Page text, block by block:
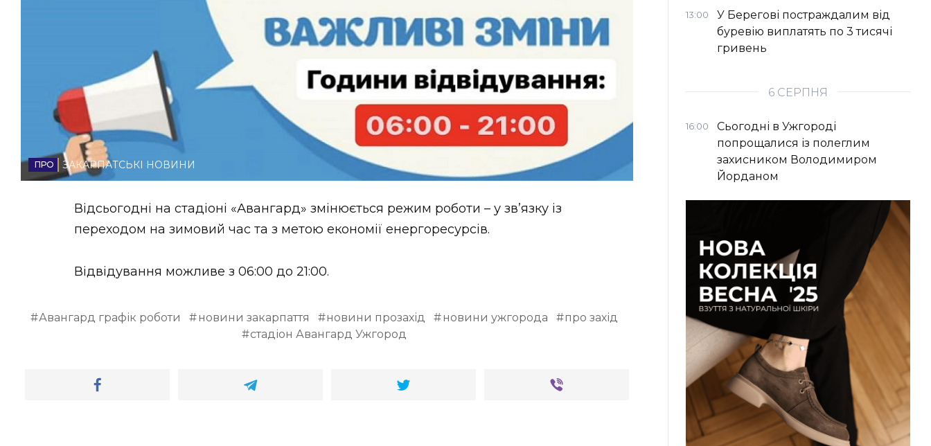
НОВИНИ ЗАХІДНОЇ УКРАЇНИ
ФОТО
ВІДЕОЗАКАРПАТСЬКІ НОВИНИ
Відсьогодні на стадіоні «Авангард» змінюється режим роботи – у зв’язку із
переходом на зимовий час та з метою економії енергоресурсів.
Відвідування можливе з 06:00 до 21:00.
Авангард графік роботи новини закарпаття новини прозахід новини ужгорода
про захід
стадіон Авангард Ужгород
13:00
У Берегові постраждалим від
буревію виплатять по 3 тисячі
гривень
6 СЕРПНЯ
16:00
Сьогодні в Ужгороді
попрощалися із полеглим
захисником Володимиром
Йорданом